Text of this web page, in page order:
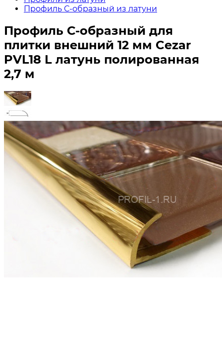
Профиль С-образный из латуни
Профиль С-образный для
плитки внешний 12 мм Cezar
PVL18 L латунь полированная
2,7 м